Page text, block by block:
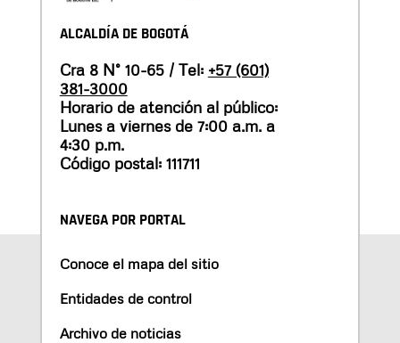
ALCALDÍA DE BOGOTÁ
Cra 8 N° 10-65 / Tel: +57 (601)
381-3000
Horario de atención al público:
Lunes a viernes de 7:00 a.m. a
4:30 p.m.
Código postal: 111711
NAVEGA POR PORTAL
Conoce el mapa del sitio
Entidades de control
Archivo de noticias